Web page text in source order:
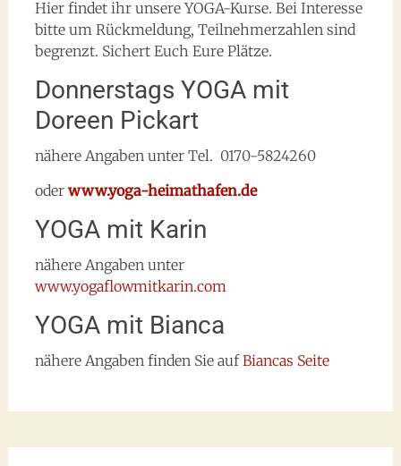
Hier findet ihr unsere YOGA-Kurse. Bei Interesse
bitte um Rückmeldung, Teilnehmerzahlen sind
begrenzt. Sichert Euch Eure Plätze.
Donnerstags YOGA mit
Doreen Pickart
nähere Angaben unter Tel. 0170-5824260
oder www.yoga-heimathafen.de
YOGA mit Karin
nähere Angaben unter
www.yogaflowmitkarin.com
YOGA mit Bianca
nähere Angaben finden Sie aufBiancas Seite